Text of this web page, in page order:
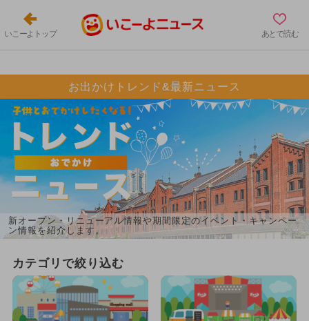
いこーよトップ あとで読む
お出かけトレンド&最新ニュース
新オープン・リニューアル情報や期間限定のイベント・キャンペー
ン情報を紹介します。
カテゴリで絞り込む